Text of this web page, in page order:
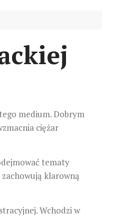
medium. Dobrym
ciężar
tematy
klarowną
Wchodzi w